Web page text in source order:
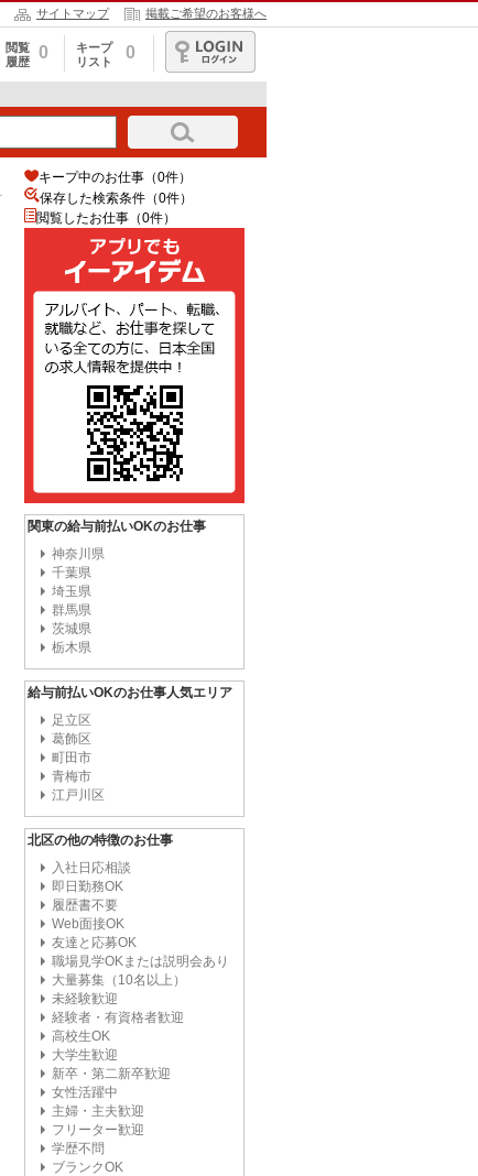
サイトマップ 掲載ご希望のお客様へ
閲覧
履歴
0
キープ
リスト
0
ログイン
キープ中のお仕事（0件）
保存した検索条件（0件）
閲覧したお仕事（0件）
関東の給与前払いOKのお仕事
神奈川県
千葉県
埼玉県
群馬県
茨城県
栃木県
給与前払いOKのお仕事人気エリア
足立区
葛飾区
町田市
青梅市
江戸川区
北区の他の特徴のお仕事
入社日応相談
即日勤務OK
履歴書不要
Web面接OK
友達と応募OK
職場見学OKまたは説明会あり
大量募集（10名以上）
未経験歓迎
経験者・有資格者歓迎
高校生OK
大学生歓迎
新卒・第二新卒歓迎
女性活躍中
主婦・主夫歓迎
フリーター歓迎
学歴不問
ブランクOK